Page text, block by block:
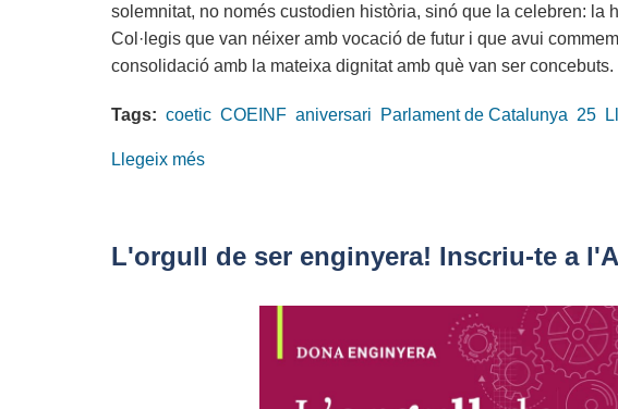
solemnitat, no només custodien història, sinó que la celebren: la
Col·legis que van néixer amb vocació de futur i que avui
consolidació amb la mateixa dignitat amb què van ser concebuts.
Tags: coetic COEINF aniversari Parlament de Catalunya 25
Llegeix més
demà:
L'orgull de ser enginyera! Inscriu-te a